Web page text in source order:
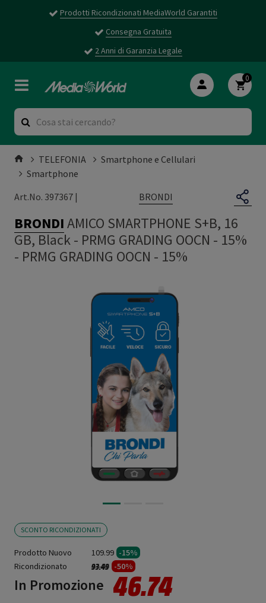
Prodotti Ricondizionati MediaWorld Garantiti
Consegna Gratuita
2 Anni di Garanzia Legale
0
TELEFONIA
Smartphone e Cellulari
Smartphone
Art.No. 397367 |
BRONDI
BRONDIAMICO SMARTPHONE S+B, 16
GB, Black - PRMG GRADING OOCN - 15%
- PRMG GRADING OOCN - 15%
SCONTO RICONDIZIONATI
Prodotto Nuovo 109.99 -15%
Ricondizionato
Prezzo ridotto da
93.49a -50%
In Promozione 46.74